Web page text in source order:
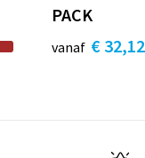
PACK
vanaf € 32,12